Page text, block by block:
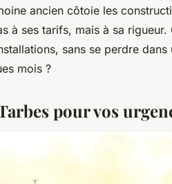
ancien côtoie les
à ses tarifs, mais à sa rigueur.
sans se perdre dans
mois ?
pour vos